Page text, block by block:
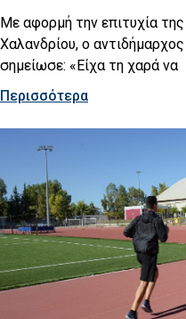
Με αφορμή την επιτυχία
Χαλανδρίου, ο
σημείωσε: «Είχα τη χαρά να
Περισσότερα